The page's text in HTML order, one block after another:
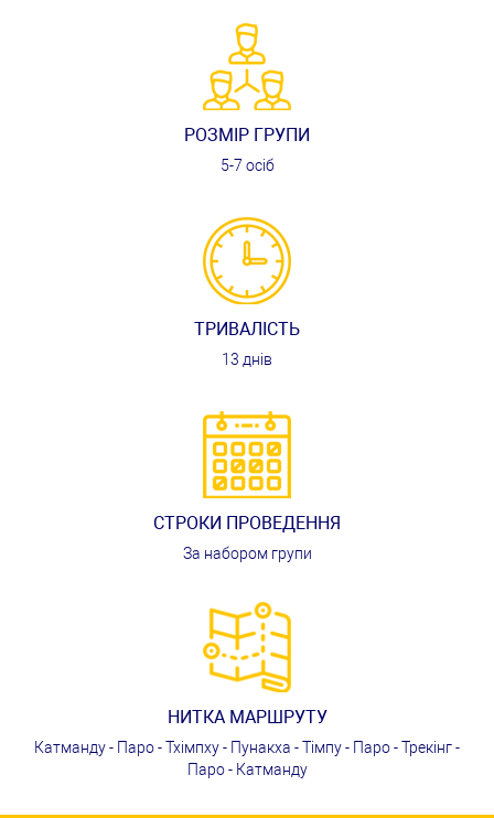
РОЗМІР ГРУПИ
5-7 осіб
ТРИВАЛІСТЬ
13 днів
СТРОКИ ПРОВЕДЕННЯ
За набором групи
НИТКА МАРШРУТУ
Катманду - Паро - Тхімпху - Пунакха - Тімпу - Паро - Трекінг -
Паро - Катманду